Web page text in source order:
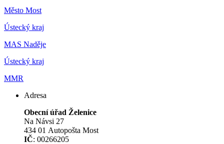
Město Most
Ústecký kraj
MAS Naděje
Ústecký kraj
MMR
Adresa
Obecní úřad Želenice
Na Návsi 27
434 01 Autopošta Most
IČ: 00266205